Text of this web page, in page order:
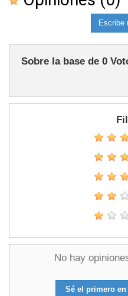
Escribe
Sobre la base de 0
No hay
Sé el primero